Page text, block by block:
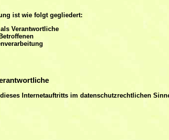
ist wie folgt gegliedert:
Verantwortliche
Internetauftritts im datenschutzrechtlichen